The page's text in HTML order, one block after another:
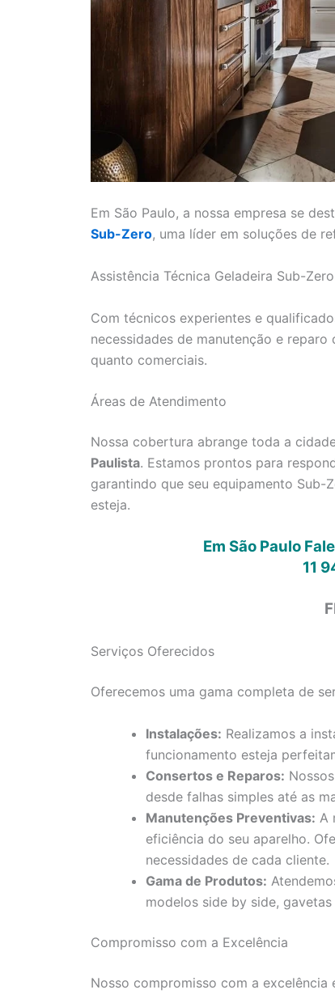
Em São Paulo, a nossa empresa se
Sub-Zero, uma líder em soluções de
Assistência Técnica Geladeira Sub-
Com técnicos experientes e
necessidades de manutenção e
quanto comerciais.
Áreas de Atendimento
Nossa cobertura abrange toda a
Paulista. Estamos prontos para
garantindo que seu equipamento
esteja.
Em São Paulo
11
Serviços Oferecidos
Oferecemos uma gama completa de
Instalações: Realizamos a
funcionamento esteja
Consertos e Reparos:
desde falhas simples até as
Manutenções Preventivas: A
eficiência do seu aparelho.
necessidades de cada cliente.
Gama de Produtos:
modelos side by side,
Compromisso com a Excelência
Nosso compromisso com a